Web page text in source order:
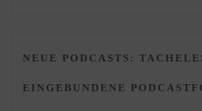
NEUE PODCASTS:
EINGEBUNDENE